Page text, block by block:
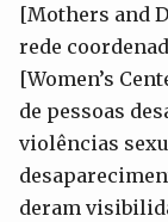
[Mothers and
rede
[Women’s
de pessoas
violências
deram